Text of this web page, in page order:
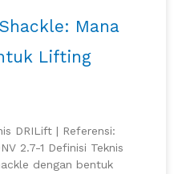
Mana
Lifting
DRILift | Referensi:
2.7-1 Definisi Teknis
dengan bentuk